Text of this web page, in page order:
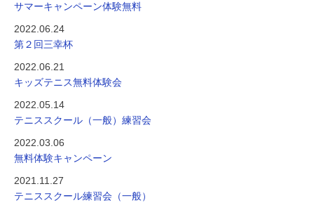
サマーキャンペーン体験無料
2022.06.24
第２回三幸杯
2022.06.21
キッズテニス無料体験会
2022.05.14
テニススクール（一般）練習会
2022.03.06
無料体験キャンペーン
2021.11.27
テニススクール練習会（一般）